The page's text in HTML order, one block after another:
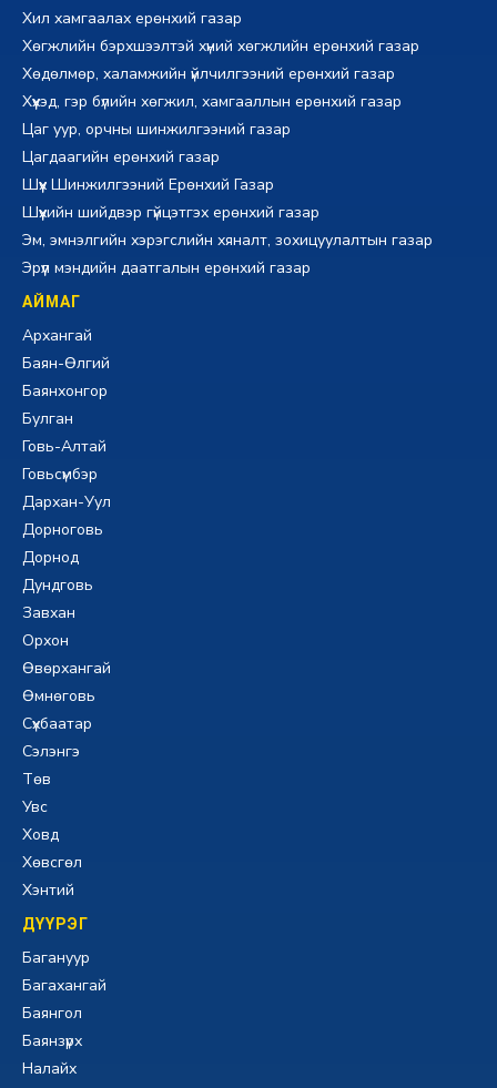
Хил хамгаалах ерөнхий газар
Хөгжлийн бэрхшээлтэй хүний хөгжлийн ерөнхий газар
Хөдөлмөр, халамжийн үйлчилгээний ерөнхий газар
Хүүхэд, гэр бүлийн хөгжил, хамгааллын ерөнхий газар
Цаг уур, орчны шинжилгээний газар
Цагдаагийн ерөнхий газар
Шүүх Шинжилгээний Ерөнхий Газар
Шүүхийн шийдвэр гүйцэтгэх ерөнхий газар
Эм, эмнэлгийн хэрэгслийн хяналт, зохицуулалтын газар
Эрүүл мэндийн даатгалын ерөнхий газар
АЙМАГ
Архангай
Баян-Өлгий
Баянхонгор
Булган
Говь-Алтай
Говьсүмбэр
Дархан-Уул
Дорноговь
Дорнод
Дундговь
Завхан
Орхон
Өвөрхангай
Өмнөговь
Сүхбаатар
Сэлэнгэ
Төв
Увс
Ховд
Хөвсгөл
Хэнтий
ДҮҮРЭГ
Багануур
Багахангай
Баянгол
Баянзүрх
Налайх